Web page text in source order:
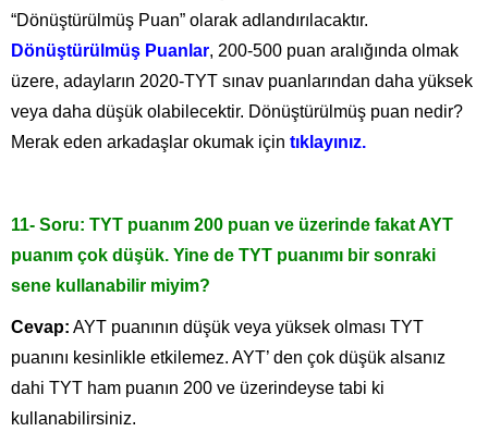
“Dönüştürülmüş Puan” olarak adlandırılacaktır.
Dönüştürülmüş Puanlar, 200-500 puan aralığında olmak
üzere, adayların 2020-TYT sınav puanlarından daha yüksek
veya daha düşük olabilecektir. Dönüştürülmüş puan nedir?
Merak eden arkadaşlar okumak için tıklayınız.
11- Soru: TYT puanım 200 puan ve üzerinde fakat AYT
puanım çok düşük. Yine de TYT puanımı bir sonraki
sene kullanabilir miyim?
Cevap: AYT puanının düşük veya yüksek olması TYT
puanını kesinlikle etkilemez. AYT’ den çok düşük alsanız
dahi TYT ham puanın 200 ve üzerindeyse tabi ki
kullanabilirsiniz.